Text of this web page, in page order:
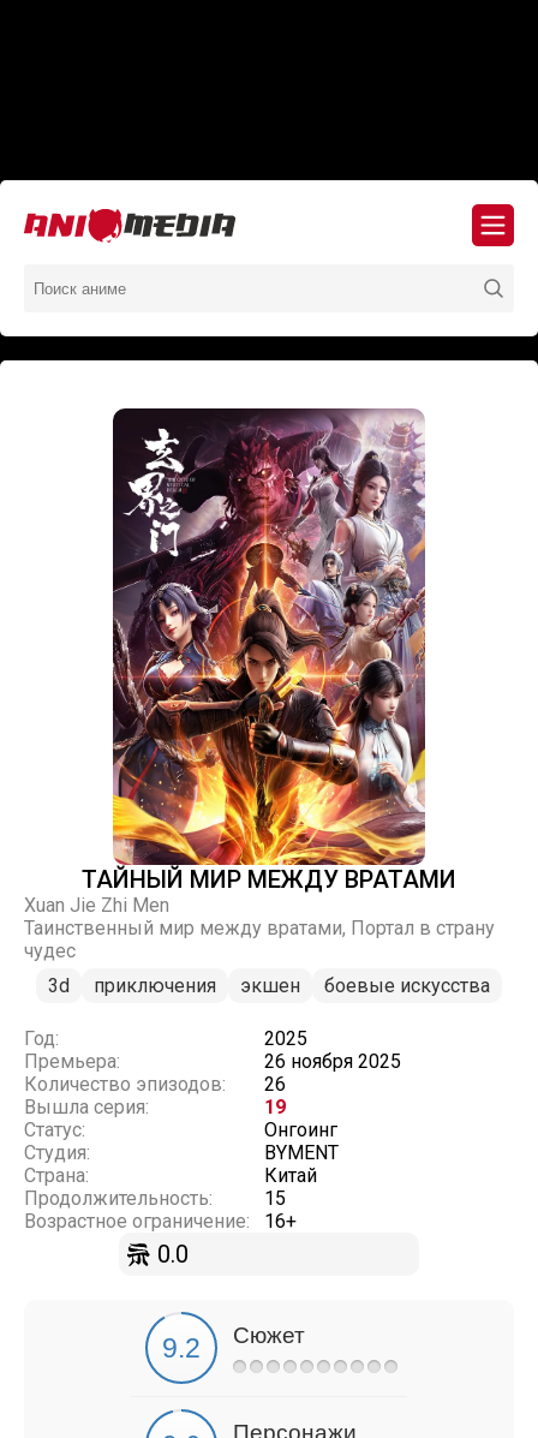
ТАЙНЫЙ МИР МЕЖДУ ВРАТАМИ
Xuan Jie Zhi Men
Таинственный мир между вратами, Портал в страну
чудес
3d
приключения экшен боевые искусства
Год:
2025
Премьера:
26 ноября 2025
Количество эпизодов:
26
Вышла серия:
19
Статус:
Онгоинг
Студия:
BYMENT
Страна:
Китай
Продолжительность:
15
Возрастное ограничение:
16+
0.0
Сюжет
Персонажи